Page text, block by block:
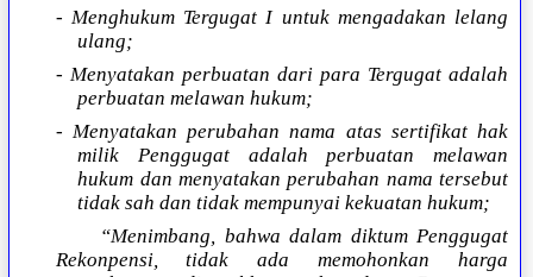
- Menghukum Tergugat I untuk mengadakan lelang
ulang;
- Menyatakan perbuatan dari para Tergugat adalah
perbuatan melawan hukum;
- Menyatakan perubahan nama atas sertifikat hak
milik Penggugat adalah perbuatan melawan
hukum dan menyatakan perubahan nama tersebut
tidak sah dan tidak mempunyai kekuatan hukum;
“Menimbang, bahwa dalam diktum Penggugat
Rekonpensi, tidak ada memohonkan harga